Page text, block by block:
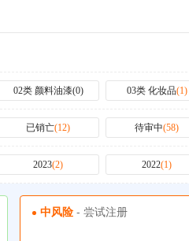
02类 颜料油漆(0) 03类 化妆品(1)
已销亡(12) 待审中(58)
2023(2) 2022(1)
中风险 - 尝试注册